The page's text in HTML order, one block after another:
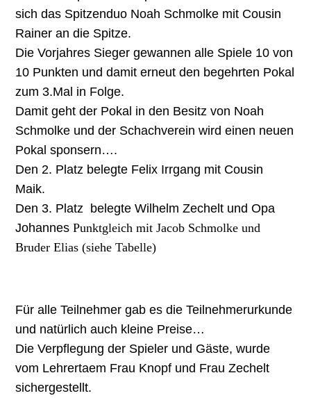
sich das Spitzenduo Noah Schmolke mit Cousin
Rainer an die Spitze.
Die Vorjahres Sieger gewannen alle Spiele 10 von
10 Punkten und damit erneut den begehrten Pokal
zum 3.Mal in Folge.
Damit geht der Pokal in den Besitz von Noah
Schmolke und der Schachverein wird einen neuen
Pokal sponsern….
Den 2. Platz belegte Felix Irrgang mit Cousin
Maik.
Den 3. Platz belegte Wilhelm Zechelt und Opa
JohannesPunktgleich mit Jacob Schmolke und
Bruder Elias (siehe Tabelle)
Für alle Teilnehmer gab es die Teilnehmerurkunde
und natürlich auch kleine Preise…
Die Verpflegung der Spieler und Gäste, wurde
vom Lehrertaem Frau Knopf und Frau Zechelt
sichergestellt.